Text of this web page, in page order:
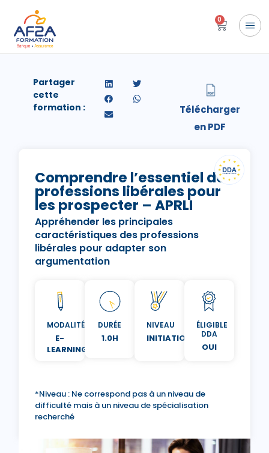
0
Partager
cette
formation :
Comprendre l’essentiel des
professions libérales pour
les prospecter – APRLI
Appréhender les principales
caractéristiques des professions
libérales pour adapter son
argumentation
MODALITÉ
E-
LEARNING
DURÉE
1.0H
NIVEAU
INITIATION
ÉLIGIBLE
DDA
OUI
*Niveau : Ne correspond pas à un niveau de
difficulté mais à un niveau de spécialisation
recherché